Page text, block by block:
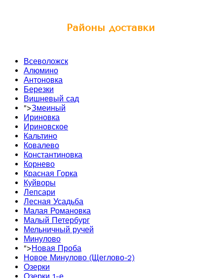
Районы доставки
Всеволожск
Алюмино
Антоновка
Березки
Вишневый сад
">Змеиный
Ириновка
Ириновское
Кальтино
Ковалево
Константиновка
Корнево
Красная Горка
Куйворы
Лепсари
Лесная Усадьба
Малая Романовка
Малый Петербург
Мельничный ручей
Минулово
">Новая Проба
Новое Минулово (Щеглово-2)
Озерки